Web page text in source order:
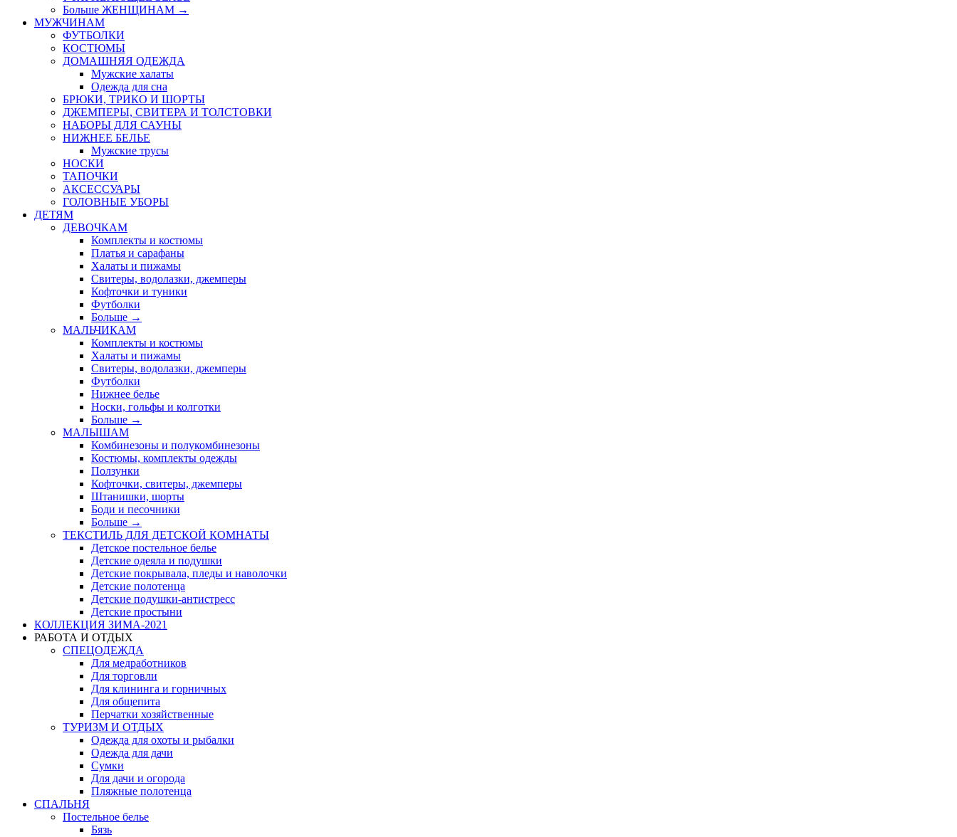
Больше ЖЕНЩИНАМ →
МУЖЧИНАМ
ФУТБОЛКИ
КОСТЮМЫ
ДОМАШНЯЯ ОДЕЖДА
Мужские халаты
Одежда для сна
БРЮКИ, ТРИКО И ШОРТЫ
ДЖЕМПЕРЫ, СВИТЕРА И ТОЛСТОВКИ
НАБОРЫ ДЛЯ САУНЫ
НИЖНЕЕ БЕЛЬЕ
Мужские трусы
НОСКИ
ТАПОЧКИ
АКСЕССУАРЫ
ГОЛОВНЫЕ УБОРЫ
ДЕТЯМ
ДЕВОЧКАМ
Комплекты и костюмы
Платья и сарафаны
Халаты и пижамы
Свитеры, водолазки, джемперы
Кофточки и туники
Футболки
Больше →
МАЛЬЧИКАМ
Комплекты и костюмы
Халаты и пижамы
Свитеры, водолазки, джемперы
Футболки
Нижнее белье
Носки, гольфы и колготки
Больше →
МАЛЫШАМ
Комбинезоны и полукомбинезоны
Костюмы, комплекты одежды
Ползунки
Кофточки, свитеры, джемперы
Штанишки, шорты
Боди и песочники
Больше →
ТЕКСТИЛЬ ДЛЯ ДЕТСКОЙ КОМНАТЫ
Детское постельное белье
Детские одеяла и подушки
Детские покрывала, пледы и наволочки
Детские полотенца
Детские подушки-антистресс
Детские простыни
КОЛЛЕКЦИЯ ЗИМА-2021
РАБОТА И ОТДЫХ
СПЕЦОДЕЖДА
Для медработников
Для торговли
Для клининга и горничных
Для общепита
Перчатки хозяйственные
ТУРИЗМ И ОТДЫХ
Одежда для охоты и рыбалки
Одежда для дачи
Сумки
Для дачи и огорода
Пляжные полотенца
СПАЛЬНЯ
Постельное белье
Бязь